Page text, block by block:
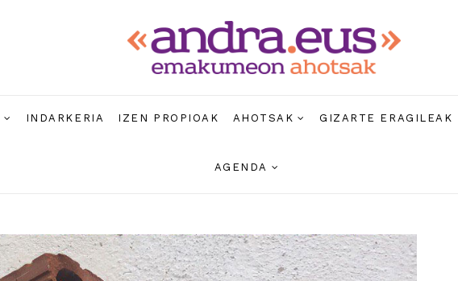
INDARKERIA IZEN PROPIOAK AHOTSAK GIZARTE ERAGILEAK
AGENDA